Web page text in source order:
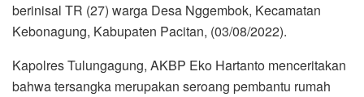
berinisal TR (27) warga Desa Nggembok, Kecamatan
Kebonagung, Kabupaten Pacitan, (03/08/2022).
Kapolres Tulungagung, AKBP Eko Hartanto menceritakan
bahwa tersangka merupakan seroang pembantu rumah